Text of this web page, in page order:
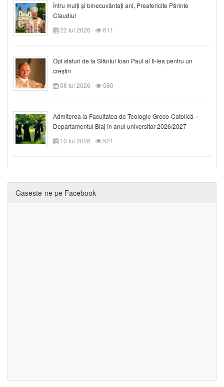
Întru mulți și binecuvântați ani, Preafericite Părinte
Claudiu!
22 Iul 2026
611
Opt sfaturi de la Sfântul Ioan Paul al II-lea pentru un
creștin
08 Iul 2026
580
Admiterea la Facultatea de Teologie Greco-Catolică –
Departamentul Blaj în anul universitar 2026/2027
10 Iul 2026
521
Gaseste-ne pe Facebook